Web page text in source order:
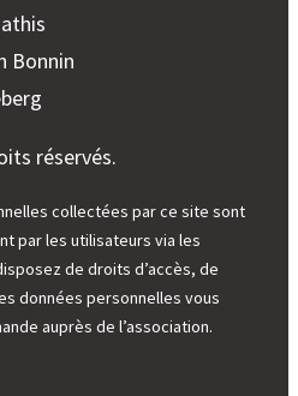
Bonnin
réservés.
collectées par ce site sont
par les utilisateurs via les
de droits d’accès, de
données personnelles vous
auprès de l’association.